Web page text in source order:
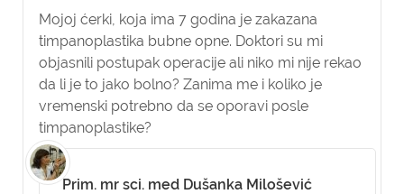
Mojoj ćerki, koja ima 7 godina je zakazana
timpanoplastika bubne opne. Doktori su mi
objasnili postupak operacije ali niko mi nije rekao
da li je to jako bolno? Zanima me i koliko je
vremenski potrebno da se oporavi posle
timpanoplastike?
Prim. mr sci. med Dušanka Milošević